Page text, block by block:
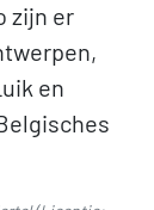
zijn er
en